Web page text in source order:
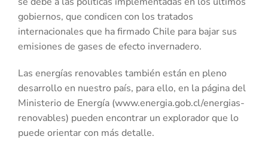
gobiernos, que condicen con los tratados
internacionales que ha firmado Chile para bajar sus
emisiones de gases de efecto invernadero.
Las energías renovables también están en pleno
desarrollo en nuestro país, para ello, en la página del
Ministerio de Energía (www.energia.gob.cl/energias-
renovables) pueden encontrar un explorador que lo
puede orientar con más detalle.